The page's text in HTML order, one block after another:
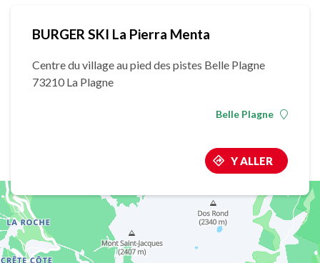
BURGER SKI La Pierra Menta
Centre du village au pied des pistes Belle Plagne
73210 La Plagne
Belle Plagne
Y ALLER